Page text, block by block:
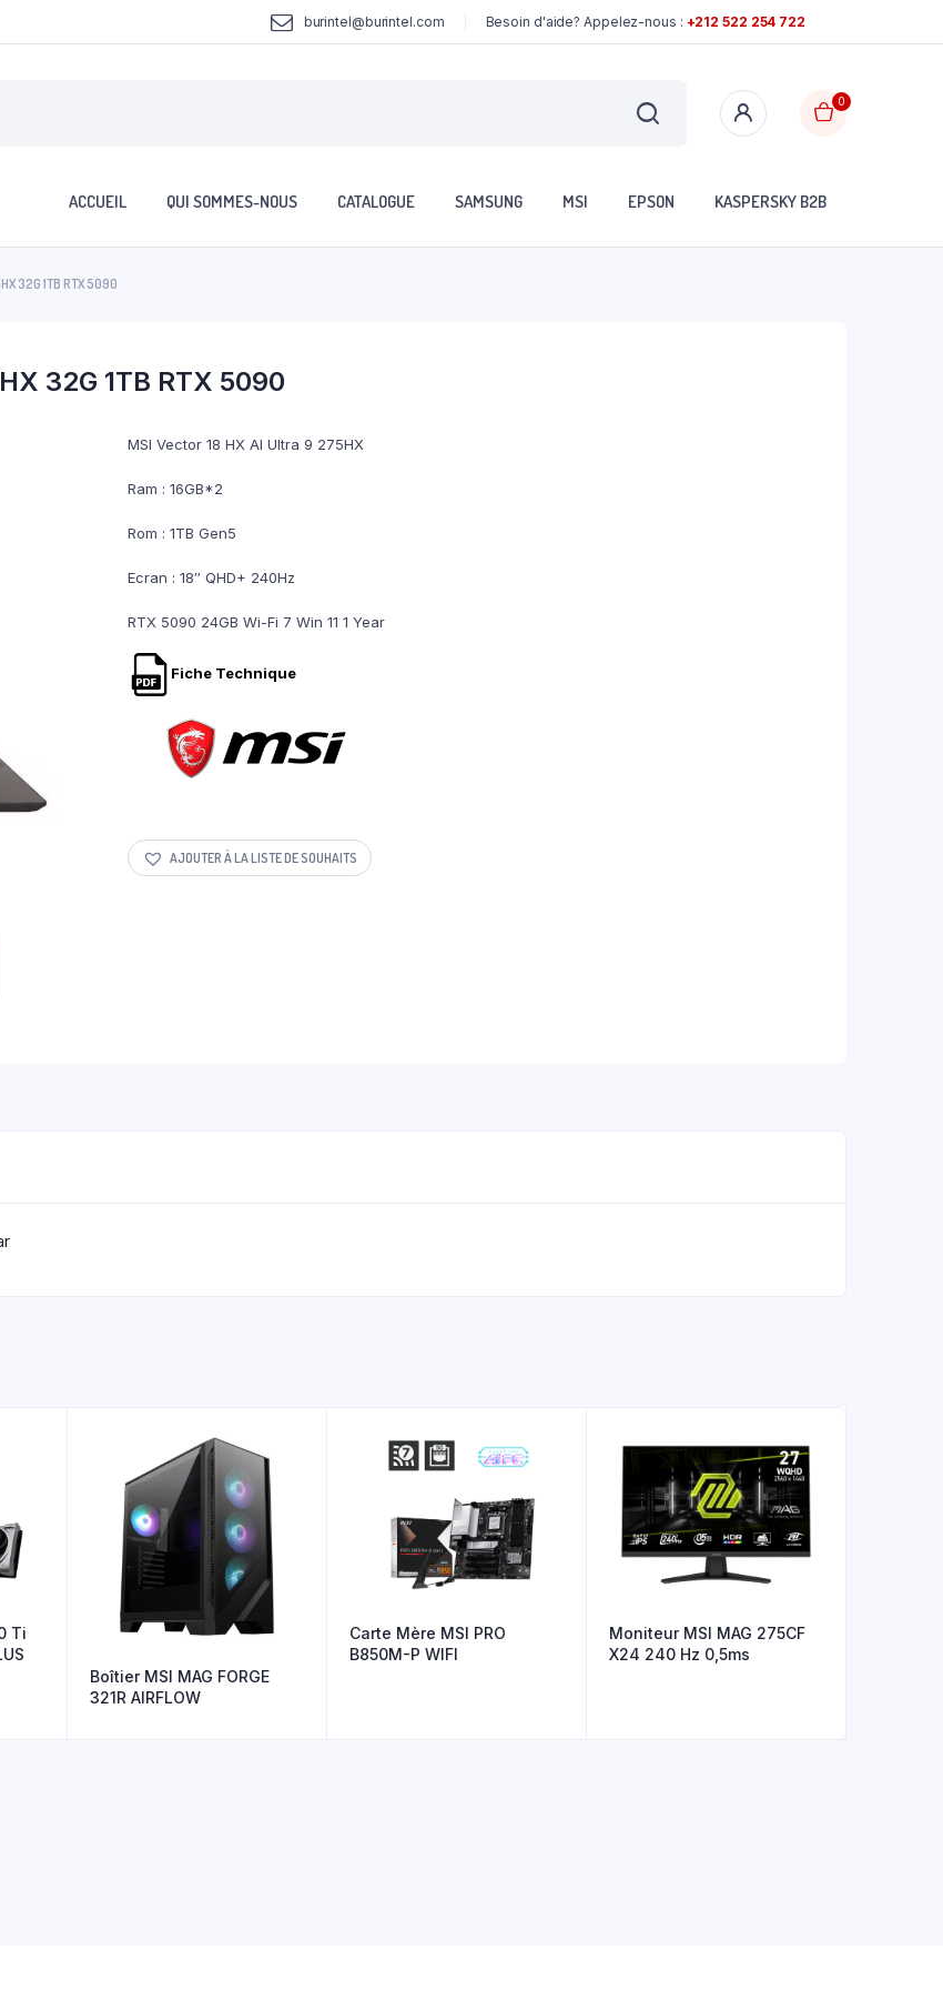
burintel@burintel.com Besoin d'aide? Appelez-nous : +212 522 254 722
0
ACCUEIL QUI SOMMES-NOUS CATALOGUE SAMSUNG MSI EPSON KASPERSKY B2B
32G 1TB RTX 5090
32G 1TB RTX 5090
MSI Vector 18 HX AI Ultra 9 275HX
Ram : 16GB*2
Rom : 1TB Gen5
Ecran : 18″ QHD+ 240Hz
RTX 5090 24GB Wi-Fi 7 Win 11 1 Year
Fiche Technique
AJOUTER À LA LISTE DE SOUHAITS
Ti
Boîtier MSI MAG FORGE
321R AIRFLOW
Carte Mère MSI PRO
B850M-P WIFI
Moniteur MSI MAG 275CF
X24 240 Hz 0,5ms